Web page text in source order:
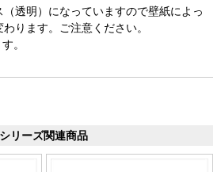
透明）になっていますので壁紙によっ
ります。ご注意ください。
。
シリーズ関連商品